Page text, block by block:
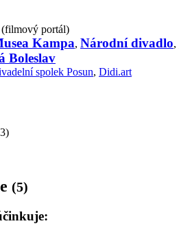
(filmový portál)
Kampa, Národní divadlo,
Boleslav
spolek Posun, Didi.art
(5)